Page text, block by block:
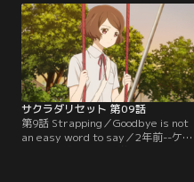
でいたところをケイによって救われ
た。しかし、その頃とは変わってし
まった今のケイを憎んでいると言う
のだ。ケイの依頼で調査をしていた
村瀬は…。
サクラダリセット 第09話
第9話 Strapping／Goodbye is not
an easy word to say／2年前--ケイ